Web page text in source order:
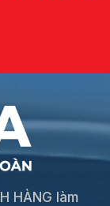
HÀNG làm